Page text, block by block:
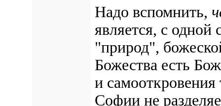
Надо вспомнить,
является, с
"природ",
Божества есть
и
Софии не